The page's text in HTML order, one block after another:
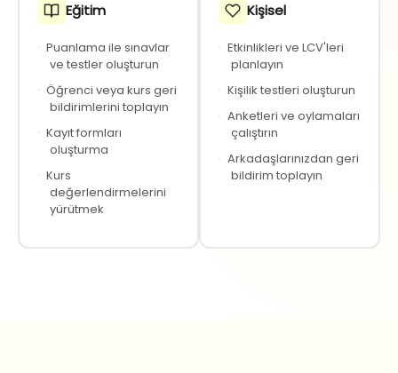
Eğitim
· Puanlama ile sınavlar
ve testler oluşturun
· Öğrenci veya kurs geri
bildirimlerini toplayın
· Kayıt formları
oluşturma
· Kurs
değerlendirmelerini
yürütmek
Kişisel
· Etkinlikleri ve LCV'leri
planlayın
· Kişilik testleri oluşturun
· Anketleri ve oylamaları
çalıştırın
· Arkadaşlarınızdan geri
bildirim toplayın